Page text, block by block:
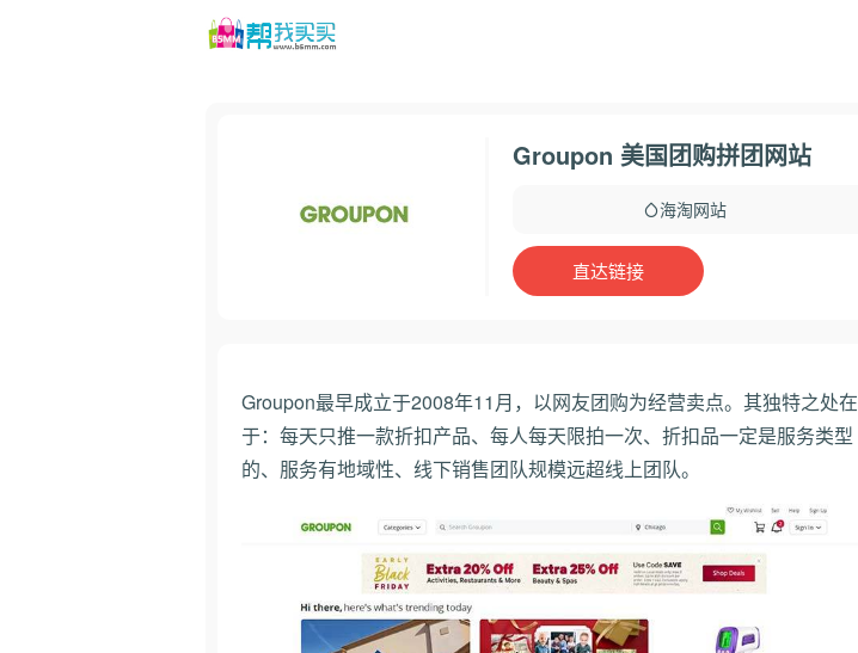
Groupon 美国团购拼团网站
海淘网站
直达链接
Groupon最早成立于2008年11月，以网友团购为经营卖点。其独特之处在
于：每天只推一款折扣产品、每人每天限拍一次、折扣品一定是服务类型
的、服务有地域性、线下销售团队规模远超线上团队。